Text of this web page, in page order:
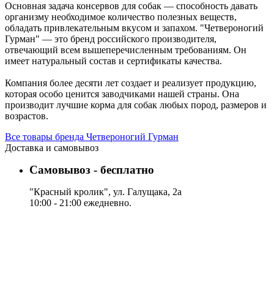
Основная задача консервов для собак — способность давать
организму необходимое количество полезных веществ,
обладать привлекательным вкусом и запахом. "Четвероногий
Гурман" — это бренд российского производителя,
отвечающий всем вышеперечисленным требованиям. Он
имеет натуральный состав и сертификаты качества.
Компания более десяти лет создает и реализует продукцию,
которая особо ценится заводчиками нашей страны. Она
производит лучшие корма для собак любых пород, размеров и
возрастов.
Все товары бренда Четвероногий Гурман
Доставка и самовывоз
Самовывоз - бесплатно
"Красный кролик", ул. Галущака, 2а
10:00 - 21:00 ежедневно.